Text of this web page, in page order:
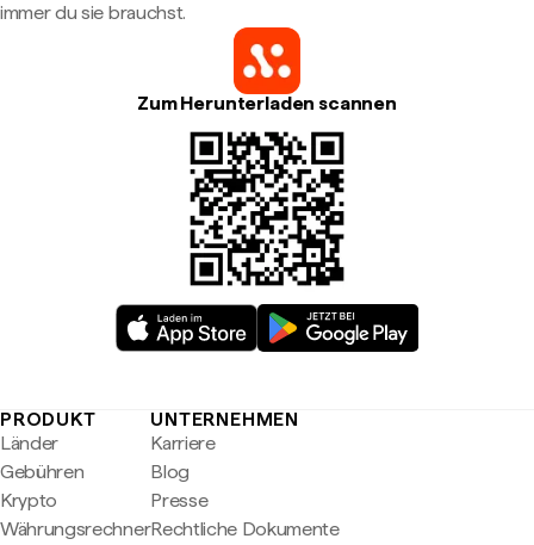
immer du sie brauchst.
Zum Herunterladen scannen
PRODUKT
Länder
Gebühren
Krypto
Währungsrechner
UNTERNEHMEN
Karriere
Blog
Presse
Rechtliche Dokumente